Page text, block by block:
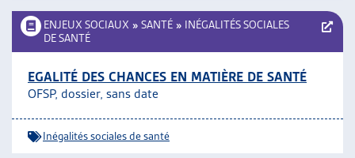
ENJEUX SOCIAUX » SANTÉ » INÉGALITÉS SOCIALES
DE SANTÉ
EGALITÉ DES CHANCES EN MATIÈRE DE SANTÉ
OFSP, dossier, sans date
Inégalités sociales de santé